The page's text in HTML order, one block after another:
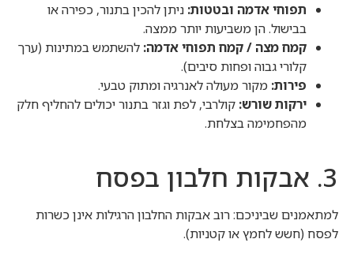
תפוחי אדמה ובטטות: ניתן להכין בתנור, כפירה או
בבישול. הן משביעות יותר ממצה.
קמח מצה / קמח תפוחי אדמה: להשתמש במתינות (ערך
קלורי גבוה ופחות סיבים).
פירות: מקור מעולה לאנרגיה ומתוק טבעי.
ירקות שורש: קולרבי, לפת וגזר בתנור יכולים להחליף חלק
מהפחמימה בצלחת.
3. אבקות חלבון בפסח
למתאמנים שביניכם: רוב אבקות החלבון הרגילות אינן כשרות
לפסח (חשש לחמץ או קטניות).